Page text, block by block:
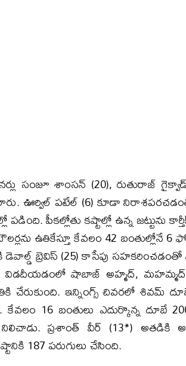
సంజూ శాంసన్ (20), రుతురాజ్
ఊర్విల్ పటేల్ (6) కూడా
పీకల్లోతు కష్టాల్లో ఉన్న జట్టును
ఉతికేస్తూ కేవలం 42 బంతుల్లోనే 6
డెవాల్డ్ బ్రెవిస్ (25) కాసేపు సహకరించడంతో
విడదీయడంలో షాబాజ్ అహ్మద్,
చేరుకుంది. ఇన్నింగ్స్ చివరలో శివమ్
16 బంతులు ఎదుర్కొన్న దూబే 200
ప్రశాంత్ వీర్ (13*) అతడికి
187 పరుగులు చేసింది.